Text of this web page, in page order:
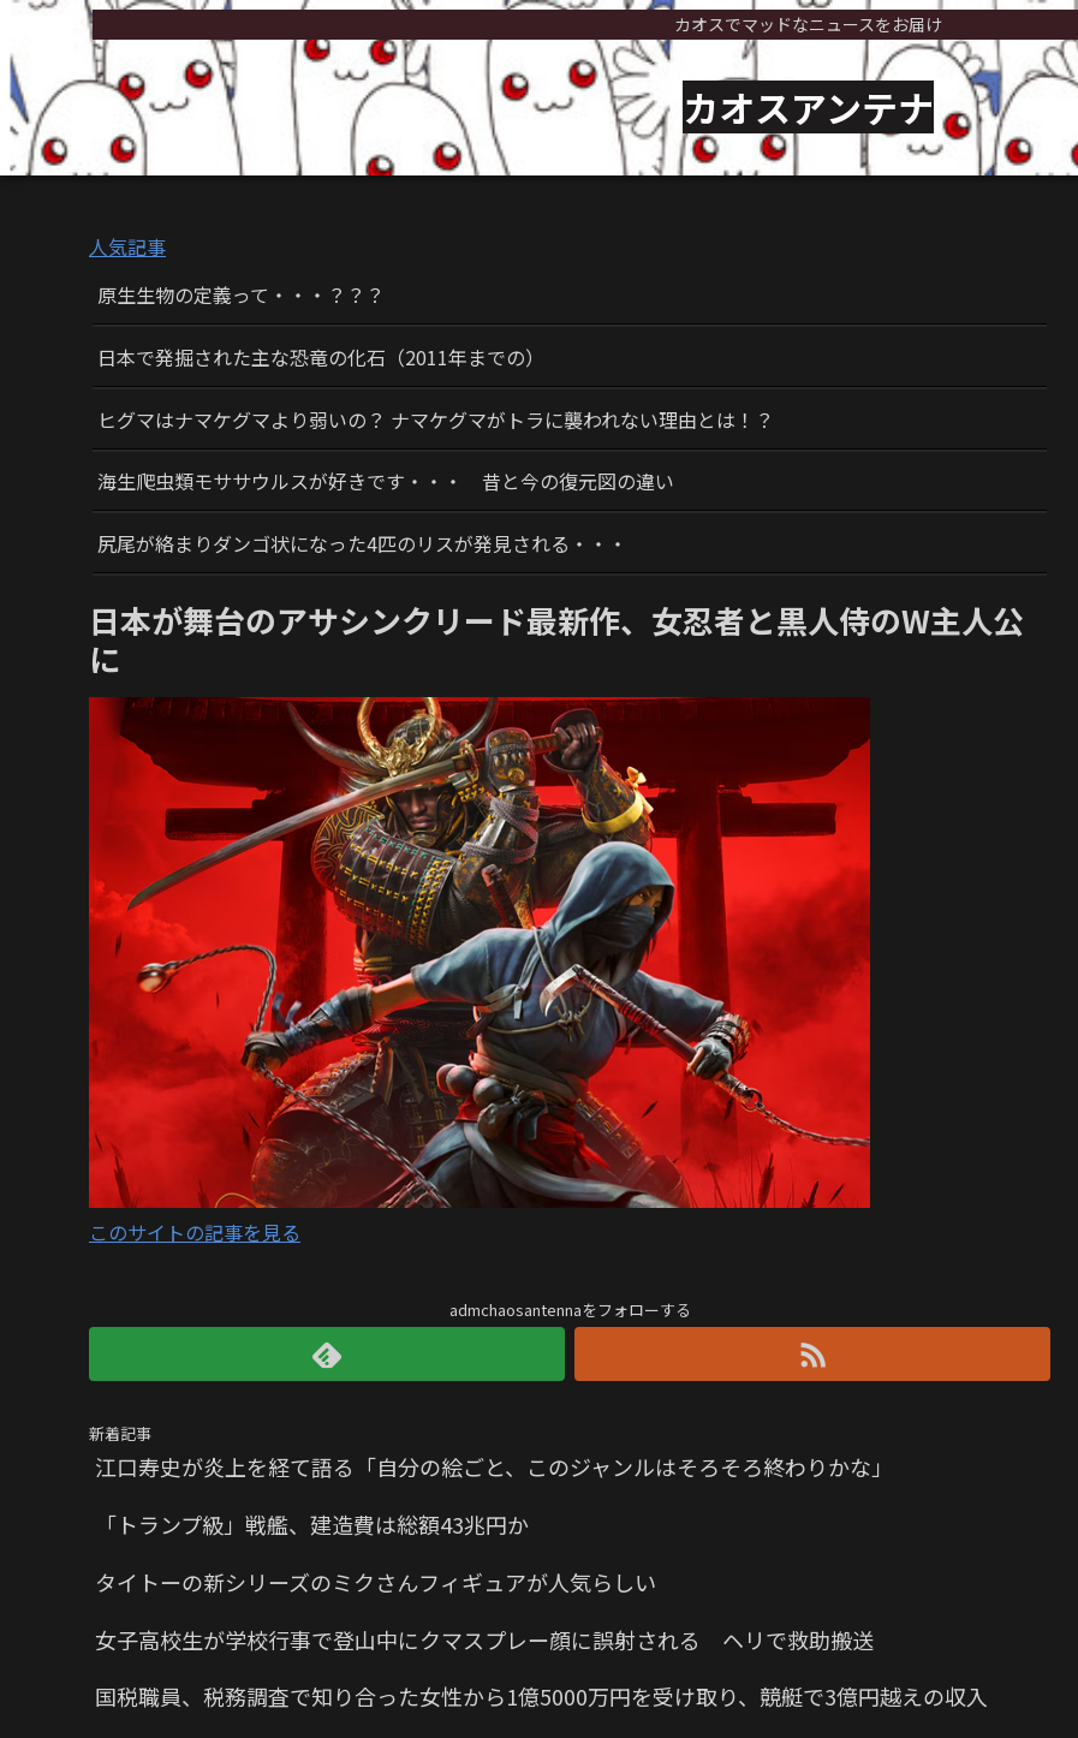
カオスでマッドなニュースをお届け
カオスアンテナ
人気記事
原生生物の定義って・・・？？？
日本で発掘された主な恐竜の化石（2011年までの）
ヒグマはナマケグマより弱いの？ ナマケグマがトラに襲われない理由とは！？
海生爬虫類モササウルスが好きです・・・ 昔と今の復元図の違い
尻尾が絡まりダンゴ状になった4匹のリスが発見される・・・
日本が舞台のアサシンクリード最新作、女忍者と黒人侍のW主人公
に
このサイトの記事を見る
admchaosantennaをフォローする
新着記事
江口寿史が炎上を経て語る「自分の絵ごと、このジャンルはそろそろ終わりかな」
「トランプ級」戦艦、建造費は総額43兆円か
タイトーの新シリーズのミクさんフィギュアが人気らしい
女子高校生が学校行事で登山中にクマスプレー顔に誤射される ヘリで救助搬送
国税職員、税務調査で知り合った女性から1億5000万円を受け取り、競艇で3億円越えの収入